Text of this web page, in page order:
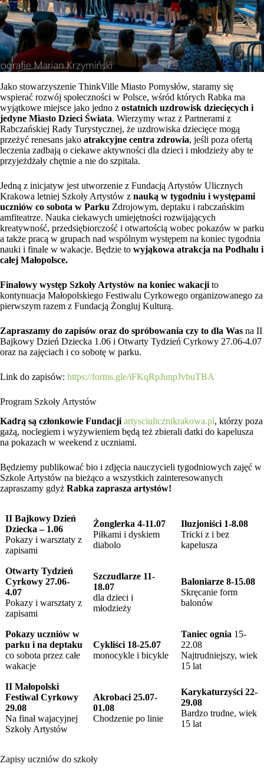
Jako stowarzyszenie ThinkVille Miasto Pomysłów, staramy się
wspierać rozwój społeczności w Polsce, wśród których Rabka ma
wyjątkowe miejsce jako jedno z ostatnich uzdrowisk dziecięcych i
jedyne Miasto Dzieci Świata. Wierzymy wraz z Partnerami z
Rabczańskiej Rady Turystycznej, że uzdrowiska dziecięce mogą
przeżyć renesans jako atrakcyjne centra zdrowia, jeśli poza ofertą
leczenia zadbają o ciekawe aktywności dla dzieci i młodzieży aby te
przyjeżdżały chętnie a nie do szpitala.
Jedną z inicjatyw jest utworzenie z Fundacją Artystów Ulicznych
Krakowa letniej Szkoły Artystów z nauką w tygodniu i występami
uczniów co sobota w Parku Zdrojowym, deptaku i rabczańskim
amfiteatrze. Nauka ciekawych umiejętności rozwijających
kreatywność, przedsiębiorczość i otwartością wobec pokazów w parku
a także pracą w grupach nad wspólnym występem na koniec tygodnia
nauki i finale w wakacje. Będzie to wyjąkowa atrakcja na Podhalu i
całej Małopolsce.
Finałowy występ Szkoły Artystów na koniec wakacji to
kontynuacja Małopolskiego Festiwalu Cyrkowego organizowanego za
pierwszym razem z Fundacją Żongluj Kulturą.
Zapraszamy do zapisów oraz do spróbowania czy to dla Was na II
Bajkowy Dzień Dziecka 1.06 i Otwarty Tydzień Cyrkowy 27.06-4.07
oraz na zajęciach i co sobotę w parku.
Link do zapisów: https://forms.gle/iFKqRpJunpJvbuTBA
Program Szkoły Artystów
Kadrą są członkowie Fundacji artysciulicznikrakowa.pl, którzy poza
gażą, noclegiem i wyżywieniem będą też zbierali datki do kapelusza
na pokazach w weekend z uczniami.
Będziemy publikować bio i zdjęcia nauczycieli tygodniowych zajęć w
Szkole Artystów na bieżąco a wszystkich zainteresowanych
zapraszamy gdyż Rabka zaprasza artystów!
II Bajkowy Dzień
Dziecka – 1.06
Pokazy i warsztaty z
zapisami
Żonglerka 4-11.07
Piłkami i dyskiem
diabolo
Iluzjoniści 1-8.08
Tricki z i bez
kapelusza
Otwarty Tydzień
Cyrkowy 27.06-
4.07
Pokazy i warsztaty z
zapisami
Szczudlarze 11-
18.07
dla dzieci i
młodzieży
Baloniarze 8-15.08
Skręcanie form
balonów
Pokazy uczniów w
parku i na deptaku
co sobota przez całe
wakacje
Cykliści 18-25.07
monocykle i bicykle
Taniec ognia 15-
22.08
Najtrudniejszy, wiek
15 lat
II Małopolski
Festiwal Cyrkowy
29.08
Na finał wajacyjnej
Szkoły Artystów
Akrobaci 25.07-
01.08
Chodzenie po linie
Karykaturzyści 22-
29.08
Bardzo trudne, wiek
15 lat
Zapisy uczniów do szkoły